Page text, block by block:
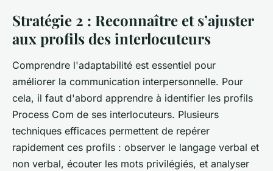
Stratégie 2 : Reconnaître et s’ajuster
aux profils des interlocuteurs
Comprendre l'adaptabilité est essentiel pour
améliorer la communication interpersonnelle. Pour
cela, il faut d'abord apprendre à identifier les profils
Process Com de ses interlocuteurs. Plusieurs
techniques efficaces permettent de repérer
rapidement ces profils : observer le langage verbal et
non verbal, écouter les mots privilégiés, et analyser